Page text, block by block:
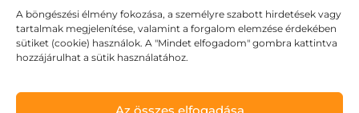
A böngészési élmény fokozása, a személyre szabott hirdetések vagy
tartalmak megjelenítése, valamint a forgalom elemzése érdekében
sütiket (cookie) használok. A "Mindet elfogadom" gombra kattintva
hozzájárulhat a sütik használatához.
Az összes elfogadása